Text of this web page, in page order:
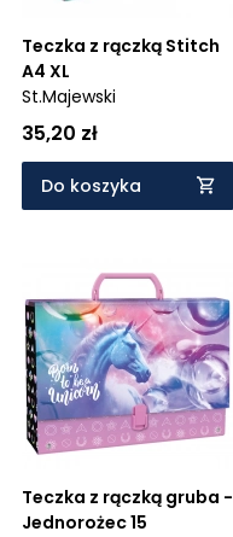
Teczka z rączką Stitch
A4 XL
St.Majewski
35,20 zł
Do koszyka
Teczka z rączką gruba -
Jednorożec 15